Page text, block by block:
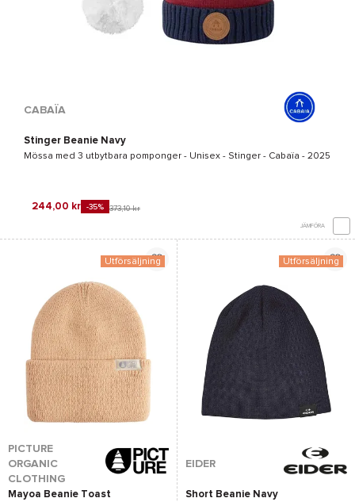
CABAÏA
Stinger Beanie Navy
Mössa med 3 utbytbara pomponger - Unisex - Stinger - Cabaïa - 2025
244,00 kr -35% 373,10 kr
JÄMFÖRA
Utförsäljning
PICTURE
ORGANIC
CLOTHING
Mayoa Beanie Toast
Utförsäljning
EIDER
Short Beanie Navy